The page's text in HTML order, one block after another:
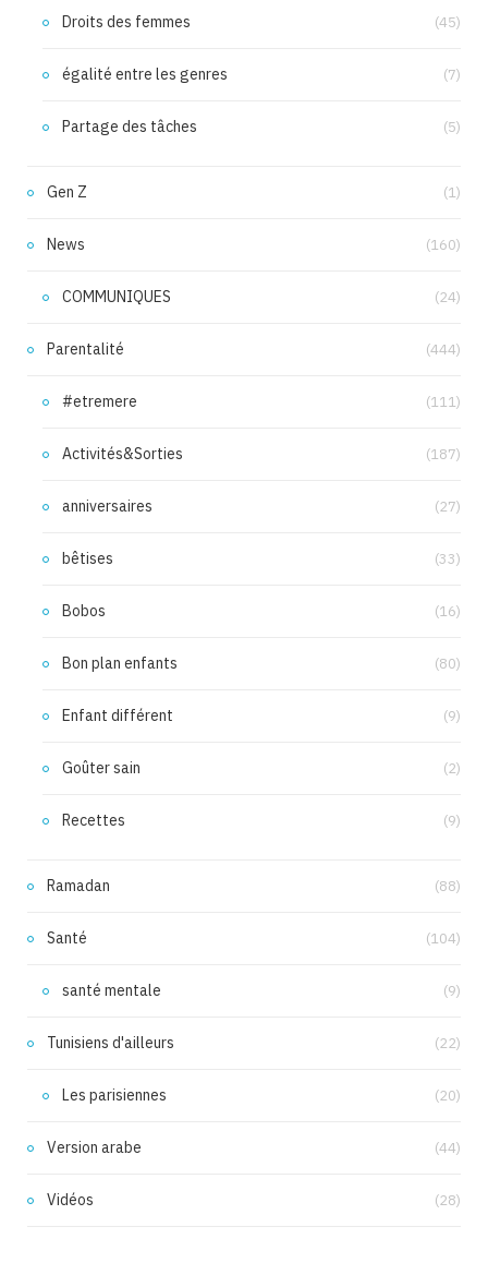
Droits des femmes (45)
égalité entre les genres (7)
Partage des tâches (5)
Gen Z (1)
News (160)
COMMUNIQUES (24)
Parentalité (444)
#etremere (111)
Activités&Sorties (187)
anniversaires (27)
bêtises (33)
Bobos (16)
Bon plan enfants (80)
Enfant différent (9)
Goûter sain (2)
Recettes (9)
Ramadan (88)
Santé (104)
santé mentale (9)
Tunisiens d'ailleurs (22)
Les parisiennes (20)
Version arabe (44)
Vidéos (28)